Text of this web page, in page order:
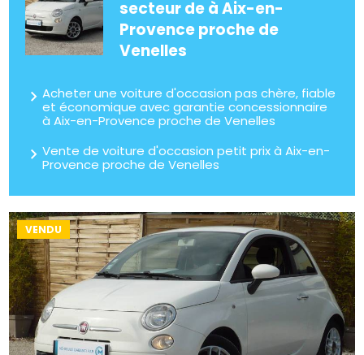
secteur de à Aix-en-
Provence proche de
Venelles
Acheter une voiture d'occasion pas chère, fiable
et économique avec garantie concessionnaire
à Aix-en-Provence proche de Venelles
Vente de voiture d'occasion petit prix à Aix-en-
Provence proche de Venelles
VENDU